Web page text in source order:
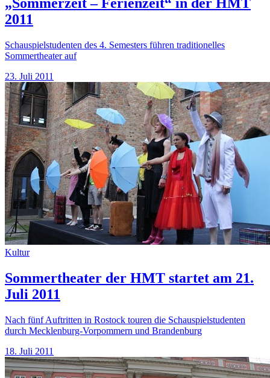
2011
Schauspielstudenten des 4. Semesters führen traditionelles
Sommertheater auf
23. Juli 2011
Kultur
Sommertheater der HMT startet am 21.
Juli 2011
Nach fünf Auftritten in Rostock touren die Schauspielstudenten
durch Mecklenburg-Vorpommern und Brandenburg
18. Juli 2011